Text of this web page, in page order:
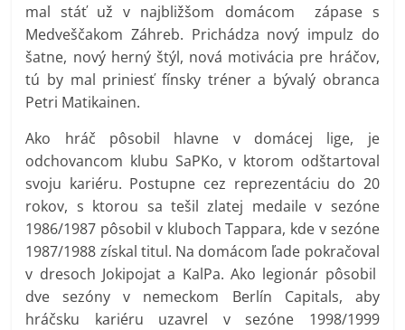
mal stáť už v najbližšom domácom zápase s
Medveščakom Záhreb. Prichádza nový impulz do
šatne, nový herný štýl, nová motivácia pre hráčov,
tú by mal priniesť fínsky tréner a bývalý obranca
Petri Matikainen.
Ako hráč pôsobil hlavne v domácej lige, je
odchovancom klubu SaPKo, v ktorom odštartoval
svoju kariéru. Postupne cez reprezentáciu do 20
rokov, s ktorou sa tešil zlatej medaile v sezóne
1986/1987 pôsobil v kluboch Tappara, kde v sezóne
1987/1988 získal titul. Na domácom ľade pokračoval
v dresoch Jokipojat a KalPa. Ako legionár pôsobil
dve sezóny v nemeckom Berlín Capitals, aby
hráčsku kariéru uzavrel v sezóne 1998/1999